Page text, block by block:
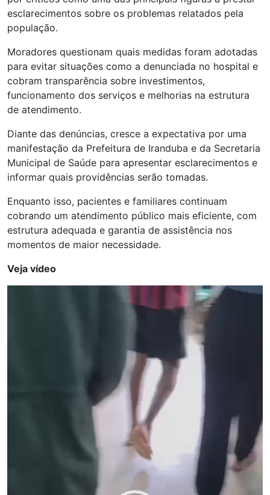
esclarecimentos sobre os problemas relatados pela
população.
Moradores questionam quais medidas foram adotadas
para evitar situações como a denunciada no hospital e
cobram transparência sobre investimentos,
funcionamento dos serviços e melhorias na estrutura
de atendimento.
Diante das denúncias, cresce a expectativa por uma
manifestação da Prefeitura de Iranduba e da Secretaria
Municipal de Saúde para apresentar esclarecimentos e
informar quais providências serão tomadas.
Enquanto isso, pacientes e familiares continuam
cobrando um atendimento público mais eficiente, com
estrutura adequada e garantia de assistência nos
momentos de maior necessidade.
Veja vídeo